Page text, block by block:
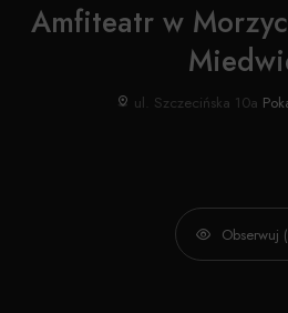
Amfiteatr w
ul. Szczecińska 10a
Obserwuj